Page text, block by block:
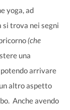
yoga, ad
si trova nei segni
(che
una
arrivare
altro aspetto
Anche avendo